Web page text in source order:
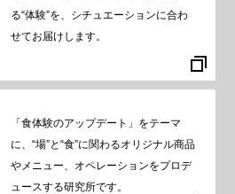
る“体験”を、シチュエーションに合わ
せてお届けします。
「食体験のアップデート」をテーマ
に、“場”と“食”に関わるオリジナル商品
やメニュー、オペレーションをプロデ
ュースする研究所です。